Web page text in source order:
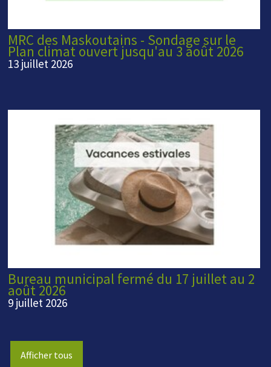
MRC des Maskoutains - Sondage sur le
Plan climat ouvert jusqu'au 3 août 2026
13 juillet 2026
Bureau municipal fermé du 17 juillet au 2
août 2026
9 juillet 2026
Afficher tous